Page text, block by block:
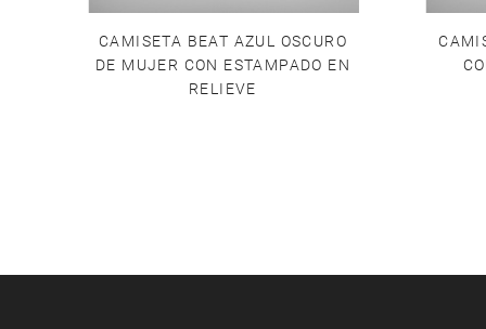
CAMISETA BEAT AZUL OSCURO
DE MUJER CON ESTAMPADO EN
RELIEVE